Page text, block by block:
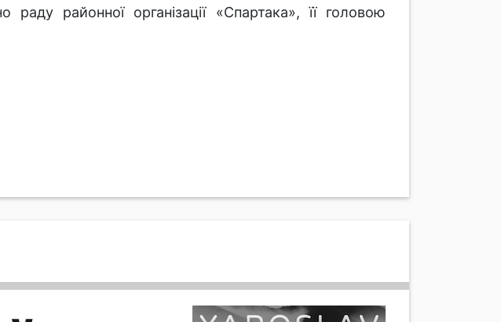
раду районної організації «Спартака», її головою